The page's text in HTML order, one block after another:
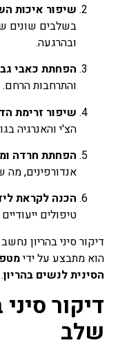
שיפור איכות
בשלבים שונים
ובהרגעה.
הפחתת כאבי
והתרחבות הרחם.
שיפור זרימת
הצ'י והאנרגיה
הפחתת חרדה
אנדורפינים,
הכנה לקראת
טיפולים
דיקור סיני בהריון
הוא מתבצע על ידי
הסינית לנשים בהריון.
דיקור
שלב